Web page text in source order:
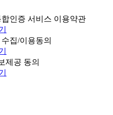
인증 서비스 이용약관
집/이용동의
제공 동의